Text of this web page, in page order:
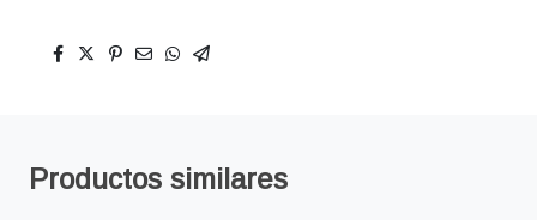
Productos similares